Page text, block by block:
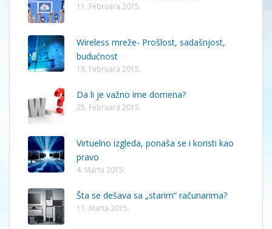
11. Februara 2015.
Wireless mreže- Prošlost, sadašnjost,
budućnost
18. Februara 2015.
Da li je važno ime domena?
25. Februara 2015.
Virtuelno izgleda, ponaša se i koristi kao
pravo
4. Marta 2015.
Šta se dešava sa „starim“ računarima?
11. Marta 2015.